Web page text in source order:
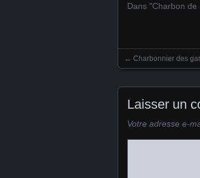
Dans "Charbon de
Posts
← Charbonnier des
Laisser un
Votre adresse e-